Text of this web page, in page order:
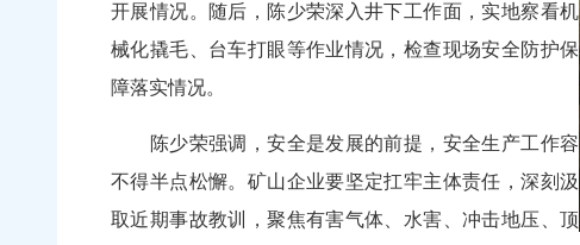
开展情况。随后，陈少荣深入井下工作面，实地察看机
械化撬毛、台车打眼等作业情况，检查现场安全防护保
障落实情况。
陈少荣强调，安全是发展的前提，安全生产工作容
不得半点松懈。矿山企业要坚定扛牢主体责任，深刻汲
取近期事故教训，聚焦有害气体、水害、冲击地压、顶